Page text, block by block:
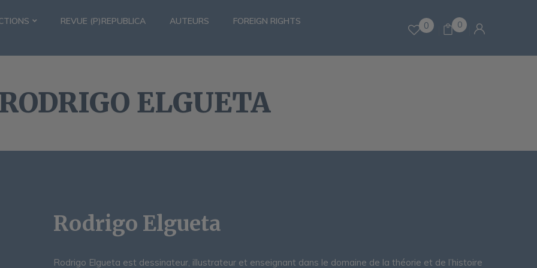
REVUE (P)REPUBLICA AUTEURS
FOREIGN RIGHTS
0 0
RODRIGO ELGUETA
Rodrigo Elgueta
Rodrigo Elgueta est dessinateur, illustrateur et enseignant dans le domaine de la théorie et de l’histoire